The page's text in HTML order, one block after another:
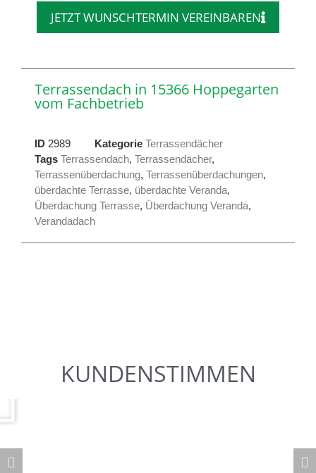
JETZT WUNSCHTERMIN VEREINBAREN
Terrassendach in 15366 Hoppegarten
vom Fachbetrieb
ID 2989 Kategorie Terrassendächer
Tags Terrassendach, Terrassendächer,
Terrassenüberdachung, Terrassenüberdachungen,
überdachte Terrasse, überdachte Veranda,
Überdachung Terrasse, Überdachung Veranda,
Verandadach
KUNDENSTIMMEN